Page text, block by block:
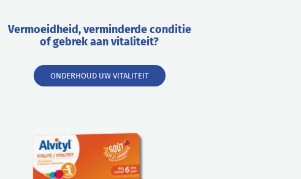
Vermoeidheid, verminderde conditie
of gebrek aan vitaliteit?
ONDERHOUD UW VITALITEIT